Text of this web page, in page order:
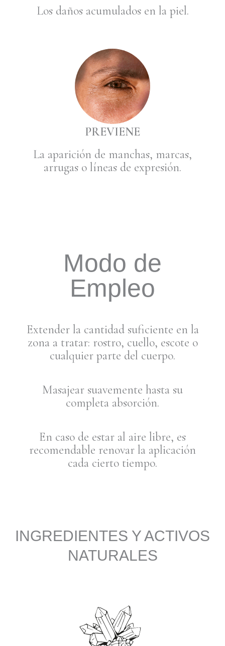
Los daños acumulados en la piel.
PREVIENE
La aparición de manchas, marcas,
arrugas o líneas de expresión.
Modo de
Empleo
Extender la cantidad suficiente en la
zona a tratar: rostro, cuello, escote o
cualquier parte del cuerpo.
Masajear suavemente hasta su
completa absorción.
En caso de estar al aire libre, es
recomendable renovar la aplicación
cada cierto tiempo.
INGREDIENTES Y ACTIVOS
NATURALES